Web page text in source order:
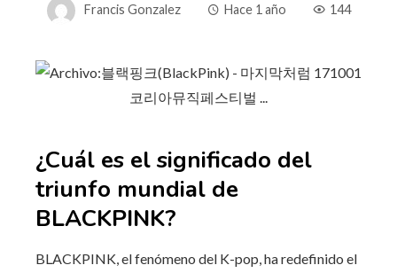
Francis Gonzalez Hace 1 año 144
¿Cuál es el significado del
triunfo mundial de
BLACKPINK?
BLACKPINK, el fenómeno del K-pop, ha redefinido el